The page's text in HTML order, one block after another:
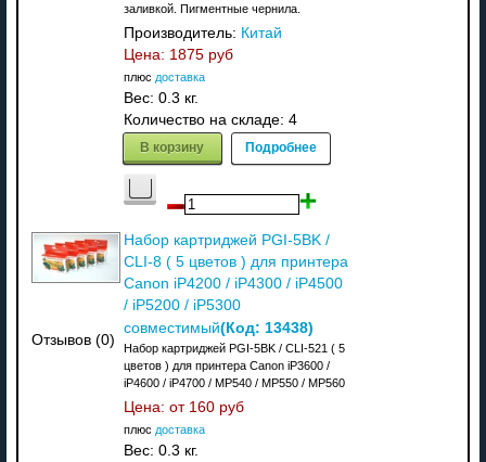
заливкой. Пигментные чернила.
Производитель: Китай
Цена: 1875 руб
плюс доставка
Вес: 0.3 кг.
Количество на складе: 4
В корзину Подробнее
Отзывов (0)
Набор картриджей PGI-5BK /
CLI-8 ( 5 цветов ) для принтера
Canon iP4200 / iP4300 / iP4500
/ iP5200 / iP5300
совместимый(Код: 13438)
Набор картриджей PGI-5BK / CLI-521 ( 5
цветов ) для принтера Canon iP3600 /
iP4600 / iP4700 / MP540 / MP550 / MP560
Цена: от 160 руб
плюс доставка
Вес: 0.3 кг.